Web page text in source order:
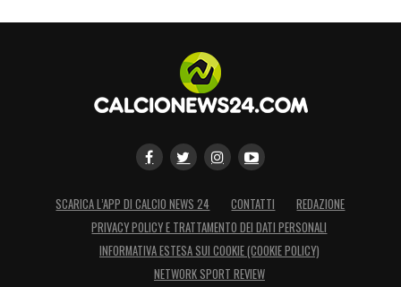
SCARICA L’APP DI CALCIO NEWS 24 CONTATTI
REDAZIONE
PRIVACY POLICY E TRATTAMENTO DEI DATI PERSONALI
INFORMATIVA ESTESA SUI COOKIE (COOKIE POLICY)
NETWORK SPORT REVIEW